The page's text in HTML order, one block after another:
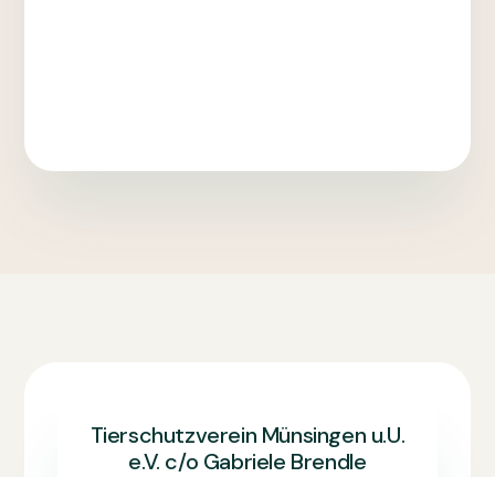
Tierschutzverein Münsingen u.U.
e.V. c/o Gabriele Brendle